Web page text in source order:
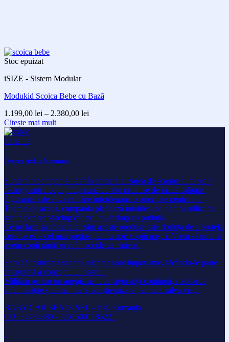
Stoc epuizat
iSIZE - Sistem Modular
Modukid Scoica Bebe cu Bază
1.199,00 lei – 2.380,00 lei
Citește mai mult
Despre Axkid Romania
Suntem o companie-lider în comercializarea de scaune auto rear-
facing pentru copii, împreună cu alte produse de înaltă calitate.
Siguranța este și va rămâne întotdeauna o prioritate pentru noi.
Tocmai de aceea, compania pledează întotdeauna pentru utilizarea
scaunelor rear-facing cât mai mult timp cu putință.
Ce ne face sa comercializăm aceste produse este dorința de a proteja
ceea ce este cel mai prețios pentru noi: copiii noștri. Vrem să nu mai
avem copii răniți grav în accidente rutiere.
Știm că instruirea și comunicarea sunt importante, făcându-le parte
integrantă a conceptului nostru.
Milităm pentru un angajament de siguranță continuă, standarde
îmbunătățite și o mai mare conștientizare pentru a salva vieți.
BABY CAR SEATS SRL - Iasi, Romania
CUI 34734389 - J2015001185221